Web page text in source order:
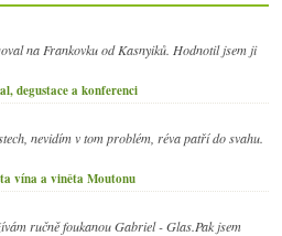
na Frankovku od Kasnyiků. Hodnotil jsem ji
degustace a konferenci
nevidím v tom problém, réva patří do svahu.
vína a viněta Moutonu
ručně foukanou Gabriel - Glas.Pak jsem